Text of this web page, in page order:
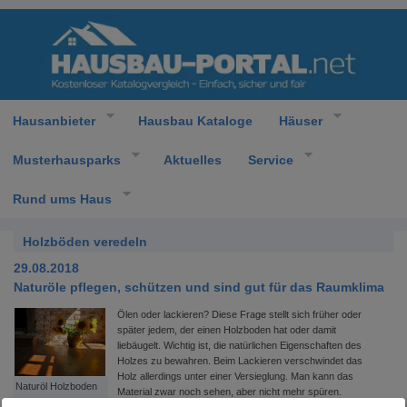
Hausanbieter Hausbau Kataloge Häuser
Musterhausparks Aktuelles Service
Rund ums Haus
Holzböden veredeln
29.08.2018
Naturöle pflegen, schützen und sind gut für das Raumklima
Naturöl Holzboden
Ölen oder lackieren? Diese Frage stellt sich früher oder
später jedem, der einen Holzboden hat oder damit
liebäugelt. Wichtig ist, die natürlichen Eigenschaften des
Holzes zu bewahren. Beim Lackieren verschwindet das
Holz allerdings unter einer Versieglung. Man kann das
Material zwar noch sehen, aber nicht mehr spüren.